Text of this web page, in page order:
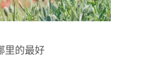
里的最好